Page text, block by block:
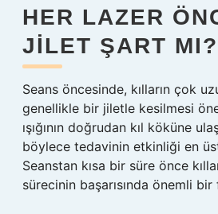
HER LAZER
JILET ŞART MI?
Seans öncesinde, kılların çok
genellikle bir jiletle kesilmesi
ışığının doğrudan kıl köküne
böylece tedavinin etkinliği en
Seanstan kısa bir süre önce
sürecinin başarısında önemli